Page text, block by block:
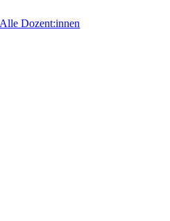
Alle Dozent:innen